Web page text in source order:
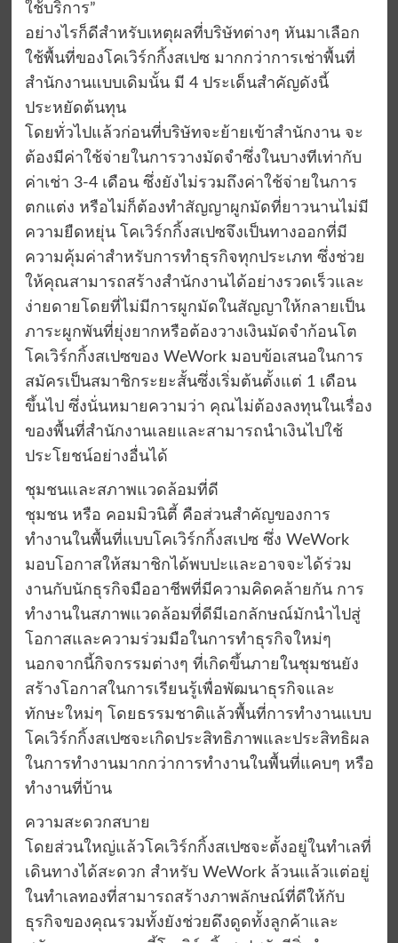
ใช้บริการ”
อย่างไรก็ดีสำหรับเหตุผลที่บริษัทต่างๆ หันมาเลือก
ใช้พื้นที่ของโคเวิร์กกิ้งสเปซ มากกว่าการเช่าพื้นที่
สำนักงานแบบเดิมนั้น มี 4 ประเด็นสำคัญดังนี้
ประหยัดต้นทุน
โดยทั่วไปแล้วก่อนที่บริษัทจะย้ายเข้าสำนักงาน จะ
ต้องมีค่าใช้จ่ายในการวางมัดจำซึ่งในบางทีเท่ากับ
ค่าเช่า 3-4 เดือน ซึ่งยังไม่รวมถึงค่าใช้จ่ายในการ
ตกแต่ง หรือไม่ก็ต้องทำสัญญาผูกมัดที่ยาวนานไม่มี
ความยืดหยุ่น โคเวิร์กกิ้งสเปซจึงเป็นทางออกที่มี
ความคุ้มค่าสำหรับการทำธุรกิจทุกประเภท ซึ่งช่วย
ให้คุณสามารถสร้างสำนักงานได้อย่างรวดเร็วและ
ง่ายดายโดยที่ไม่มีการผูกมัดในสัญญาให้กลายเป็น
ภาระผูกพันที่ยุ่งยากหรือต้องวางเงินมัดจำก้อนโต
โคเวิร์กกิ้งสเปซของ WeWork มอบข้อเสนอในการ
สมัครเป็นสมาชิกระยะสั้นซึ่งเริ่มต้นตั้งแต่ 1 เดือน
ขึ้นไป ซึ่งนั่นหมายความว่า คุณไม่ต้องลงทุนในเรื่อง
ของพื้นที่สำนักงานเลยและสามารถนำเงินไปใช้
ประโยชน์อย่างอื่นได้
ชุมชนและสภาพแวดล้อมที่ดี
ชุมชน หรือ คอมมิวนิตี้ คือส่วนสำคัญของการ
ทำงานในพื้นที่แบบโคเวิร์กกิ้งสเปซ ซึ่ง WeWork
มอบโอกาสให้สมาชิกได้พบปะและอาจจะได้ร่วม
งานกับนักธุรกิจมืออาชีพที่มีความคิดคล้ายกัน การ
ทำงานในสภาพแวดล้อมที่ดีมีเอกลักษณ์มักนำไปสู่
โอกาสและความร่วมมือในการทำธุรกิจใหม่ๆ
นอกจากนี้กิจกรรมต่างๆ ที่เกิดขึ้นภายในชุมชนยัง
สร้างโอกาสในการเรียนรู้เพื่อพัฒนาธุรกิจและ
ทักษะใหม่ๆ โดยธรรมชาติแล้วพื้นที่การทำงานแบบ
โคเวิร์กกิ้งสเปซจะเกิดประสิทธิภาพและประสิทธิผล
ในการทำงานมากกว่าการทำงานในพื้นที่แคบๆ หรือ
ทำงานที่บ้าน
ความสะดวกสบาย
โดยส่วนใหญ่แล้วโคเวิร์กกิ้งสเปซจะตั้งอยู่ในทำเลที่
เดินทางได้สะดวก สำหรับ WeWork ล้วนแล้วแต่อยู่
ในทำเลทองที่สามารถสร้างภาพลักษณ์ที่ดีให้กับ
ธุรกิจของคุณรวมทั้งยังช่วยดึงดูดทั้งลูกค้าและ